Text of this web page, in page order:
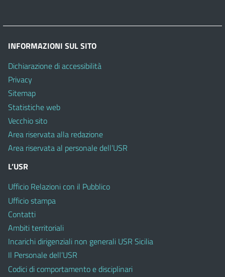
INFORMAZIONI SUL SITO
Dichiarazione di accessibilità
Privacy
Sitemap
Statistiche web
Vecchio sito
Area riservata alla redazione
Area riservata al personale dell’USR
L’USR
Ufficio Relazioni con il Pubblico
Ufficio stampa
Contatti
Ambiti territoriali
Incarichi dirigenziali non generali USR Sicilia
Il Personale dell’USR
Codici di comportamento e disciplinari